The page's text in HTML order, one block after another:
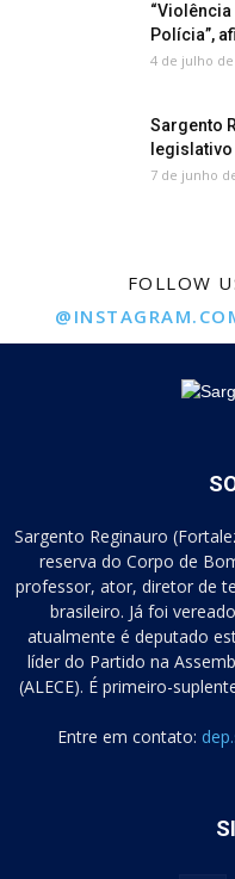
Polícia”,
4 de julho de
Sargento
7 de junho
FOLLOW
Sargento Reginauro
reserva do Corpo de
professor, ator, diretor de
brasileiro. Já foi
atualmente é deputado
líder do Partido na
(ALECE). É primeiro-
Entre em contato: